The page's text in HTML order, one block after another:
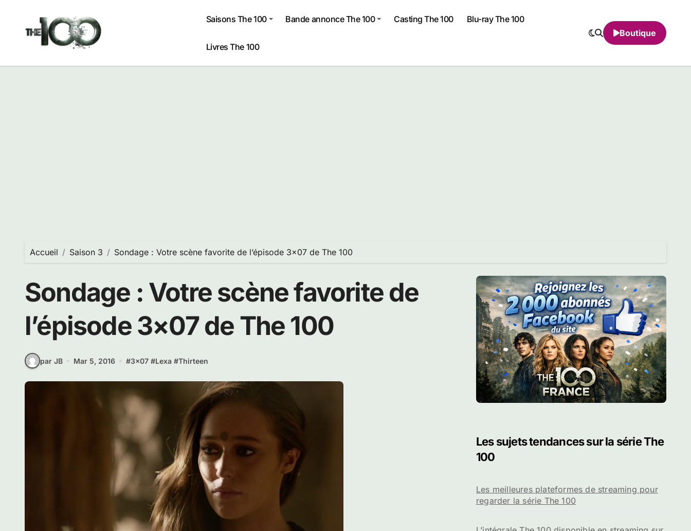
contenu
Saisons The 100 Bande annonce The 100 Casting The 100 Blu-ray The 100
Livres The 100
Boutique
Accueil Saison 3 Sondage : Votre scène favorite de l’épisode 3×07 de The 100
Sondage : Votre scène favorite de
l’épisode 3×07 de The 100
par JB Mar 5, 2016 #3x07 #Lexa #Thirteen
Les sujets tendances sur la série The
100
Les meilleures plateformes de streaming pour
regarder la série The 100